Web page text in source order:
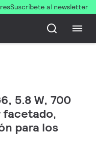
Suscríbete al newsletter
5.8 W, 700
facetado,
para los